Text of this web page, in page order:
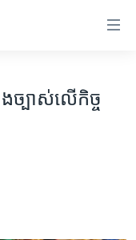
ច្បាស់​លើ​កិច្ច